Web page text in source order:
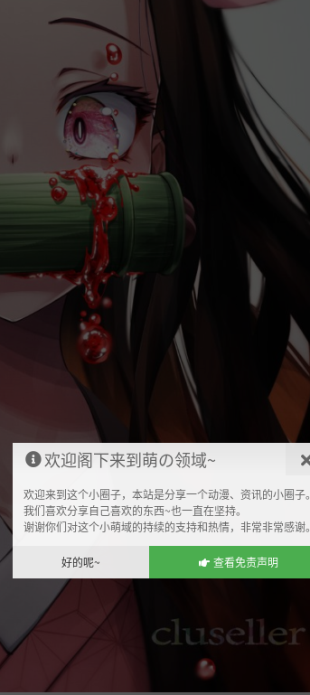
欢迎阁下来到萌の领域~
欢迎来到这个小圈子，本站是分享一个动漫、资讯的小圈子。
我们喜欢分享自己喜欢的东西~也一直在坚持。
谢谢你们对这个小萌域的持续的支持和热情，非常非常感谢。
好的呢~ 查看免责声明